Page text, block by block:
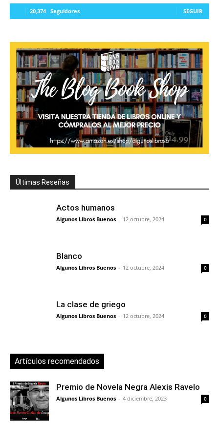
20,374 Seguidores SEGUIR
Últimas Reseñas
Actos humanos
Algunos Libros Buenos - 12 octubre, 2024 0
Blanco
Algunos Libros Buenos - 12 octubre, 2024 0
La clase de griego
Algunos Libros Buenos - 12 octubre, 2024 0
Artículos recomendados
Premio de Novela Negra Alexis Ravelo
Algunos Libros Buenos - 4 diciembre, 2023 0